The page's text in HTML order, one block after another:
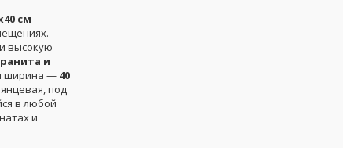
см —
высокую
и
ширина — 40
под
в любой
и